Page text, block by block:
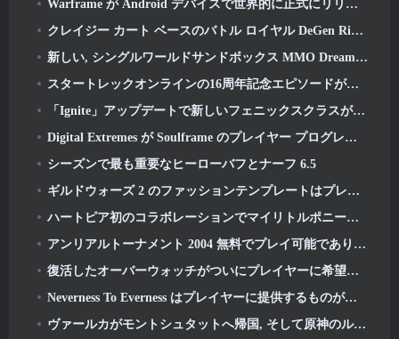
Warframe が Android デバイスで世界的に正式にリリースされる
クレイジー カート ベースのバトル ロイヤル DeGen Rivals は、おそらくあなたが組み合わせたくないものをすべて組み合わせています
新しい, シングルワールドサンドボックス MMO DreamWorld が Steam 早期アクセスに登場
スタートレックオンラインの16周年記念エピソードが「コラプション」アップデートの一環としてドロップされる
「Ignite」アップデートで新しいフェニックスクラスがAION Classic EUに登場
Digital Extremes が Soulframe のプレイヤー プログレッション システムの「大規模なリワーク」を発表
シーズンで最も重要なヒーローバフとナーフ 6.5
ギルドウォーズ 2 のファッションテンプレートはプレイヤーのフィードバックに基づいて作り直されています
ハートピア初のコラボレーションでマイリトルポニーの友情の魔法が生まれる
アンリアルトーナメント 2004 無料でプレイ可能であり、エピックはそれに関して誰も訴訟を起こすつもりはありません
復活したオーバーウォッチがついにプレイヤーに希望を与える
Neverness To Everness はプレイヤーに提供するものがたくさんあります, 特に楽しい
ヴァールカがモントシュタットへ帰国, そして原神のルナVアップデートで彼に問題をもたらす